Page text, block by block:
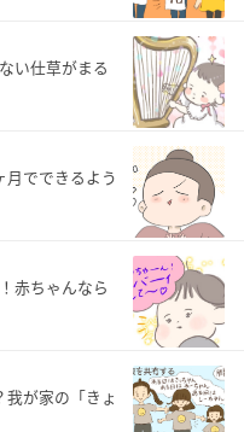
い仕草がまる
月でできるよう
赤ちゃんなら
我が家の「きょ